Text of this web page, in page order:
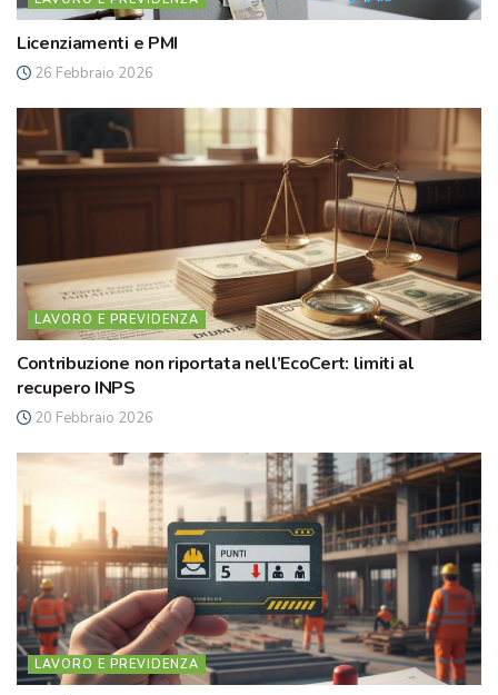
Licenziamenti e PMI
26 Febbraio 2026
LAVORO E PREVIDENZA
Contribuzione non riportata nell’EcoCert: limiti al
recupero INPS
20 Febbraio 2026
LAVORO E PREVIDENZA